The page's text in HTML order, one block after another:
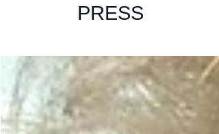
PRESS